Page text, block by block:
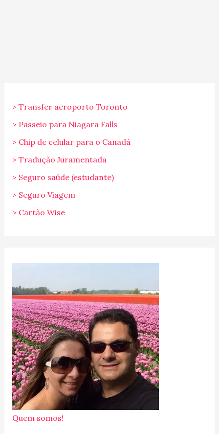
> Transfer aeroporto Toronto
> Passeio para Niagara Falls
> Chip de celular para o Canadá
> Tradução Juramentada
> Seguro saúde (estudante)
> Seguro Viagem
> Cartão Wise
Quem somos!